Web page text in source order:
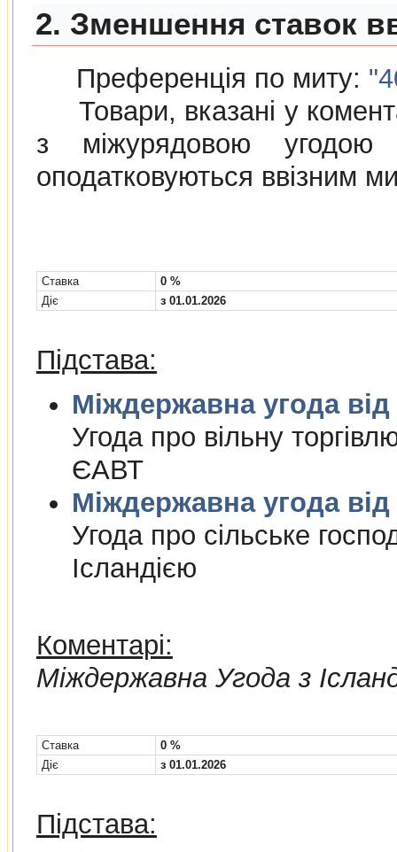
2. Зменшення ставок
Преференція по миту:
Товари, вказані у
з мiжурядовою
оподатковуються ввізним
Cтавка
0 %
Діє
з 01.01.2026
Підстава:
Угода про вiльну
ЄАВТ
Угода про сiльське
Iсландiєю
Коментарі:
Мiждержавна Угода з
Cтавка
0 %
Діє
з 01.01.2026
Підстава: